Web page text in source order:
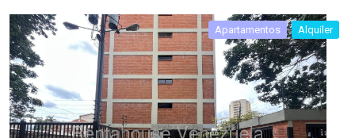
Apartamentos Alquiler